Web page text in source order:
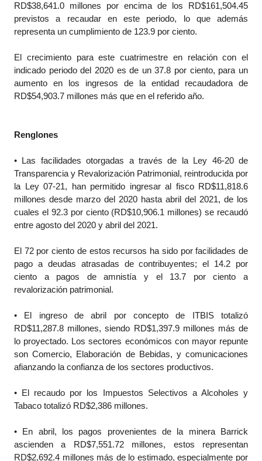
RD$38,641.0 millones por encima de los RD$161,504.45
previstos a recaudar en este periodo, lo que además
representa un cumplimiento de 123.9 por ciento.
El crecimiento para este cuatrimestre en relación con el
indicado periodo del 2020 es de un 37.8 por ciento, para un
aumento en los ingresos de la entidad recaudadora de
RD$54,903.7 millones más que en el referido año.
Renglones
• Las facilidades otorgadas a través de la Ley 46-20 de
Transparencia y Revalorización Patrimonial, reintroducida por
la Ley 07-21, han permitido ingresar al fisco RD$11,818.6
millones desde marzo del 2020 hasta abril del 2021, de los
cuales el 92.3 por ciento (RD$10,906.1 millones) se recaudó
entre agosto del 2020 y abril del 2021.
El 72 por ciento de estos recursos ha sido por facilidades de
pago a deudas atrasadas de contribuyentes; el 14.2 por
ciento a pagos de amnistía y el 13.7 por ciento a
revalorización patrimonial.
• El ingreso de abril por concepto de ITBIS totalizó
RD$11,287.8 millones, siendo RD$1,397.9 millones más de
lo proyectado. Los sectores económicos con mayor repunte
son Comercio, Elaboración de Bebidas, y comunicaciones
afianzando la confianza de los sectores productivos.
• El recaudo por los Impuestos Selectivos a Alcoholes y
Tabaco totalizó RD$2,386 millones.
• En abril, los pagos provenientes de la minera Barrick
ascienden a RD$7,551.72 millones, estos representan
RD$2,692.4 millones más de lo estimado, especialmente por